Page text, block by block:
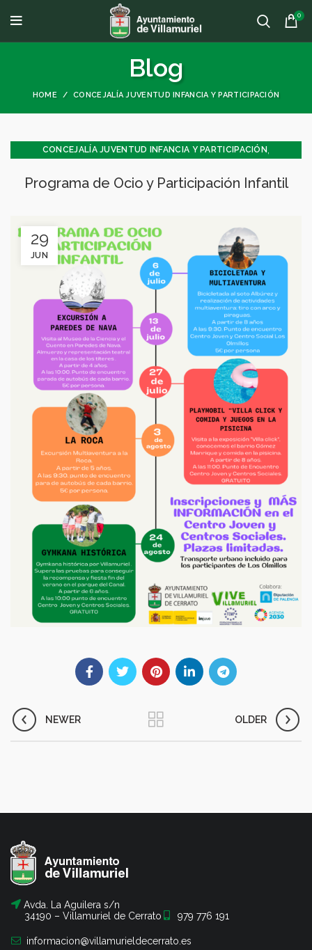
0
Blog
HOME CONCEJALÍA JUVENTUD INFANCIA Y PARTICIPACIÓN
CONCEJALÍA JUVENTUD INFANCIA Y PARTICIPACIÓN
Programa de Ocio y Participación Infantil
29
JUN
NEWER OLDER
Avda. La Aguilera s/n
34190 – Villamuriel de Cerrato
979 776 191
informacion@villamurieldecerrato.es